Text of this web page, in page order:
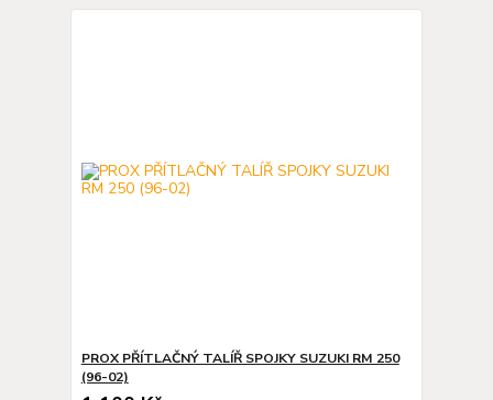
PROX PŘÍTLAČNÝ TALÍŘ SPOJKY SUZUKI RM 250
(96-02)